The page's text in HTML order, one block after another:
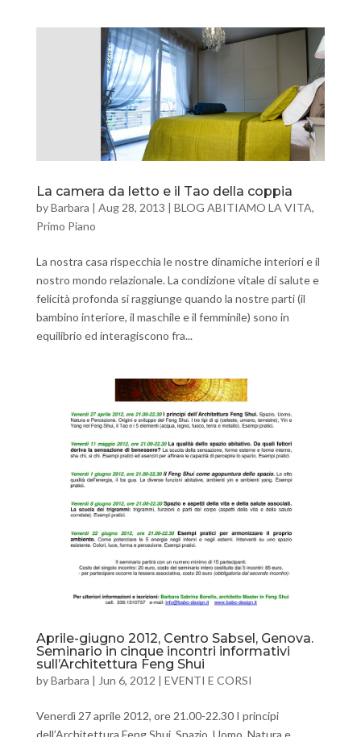
La camera da letto e il Tao della coppia
byBarbara | Aug 28, 2013 | BLOG ABITIAMO LA VITA,
Primo Piano
La nostra casa rispecchia le nostre dinamiche interiori e il
nostro mondo relazionale. La condizione vitale di salute e
felicità profonda si raggiunge quando la nostre parti (il
bambino interiore, il maschile e il femminile) sono in
equilibrio ed interagiscono fra...
Aprile-giugno 2012, Centro Sabsel, Genova.
Seminario in cinque incontri informativi
sull’Architettura Feng Shui
byBarbara | Jun 6, 2012 | EVENTI E CORSI
Venerdì 27 aprile 2012, ore 21.00-22.30 I principi
dell’Architettura Feng Shui. Spazio, Uomo, Natura e